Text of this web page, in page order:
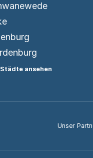
ansehen
Unser